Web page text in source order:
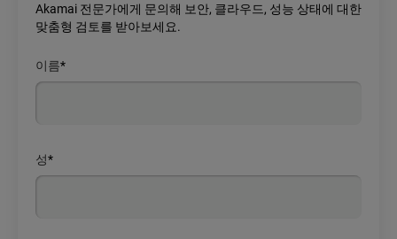
Akamai 전문가에게 문의해 보안, 클라우드, 성능 상태에 대한
맞춤형 검토를 받아보세요.
*
이름
*
성